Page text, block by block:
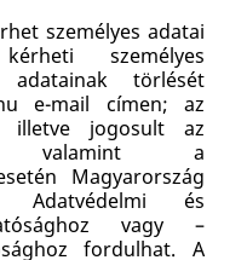
személyes adatai
személyes
adatainak törlését
e-mail címen; az
illetve jogosult az
valamint a
Magyarország
és
vagy –
fordulhat. A